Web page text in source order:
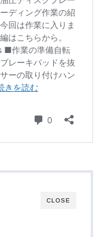
CLOSE